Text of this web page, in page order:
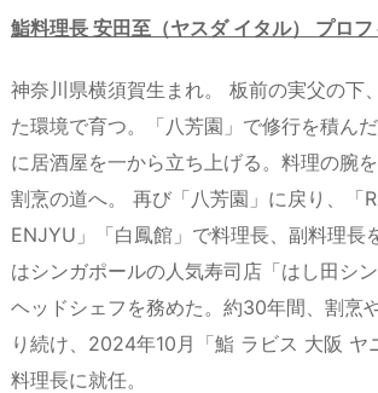
鮨料理長 安田至（ヤスダ イタル） プロ
神奈川県横須賀生まれ。 板前の実父の下
た環境で育つ。「八芳園」で修行を積ん
に居酒屋を一から立ち上げる。料理の腕
割烹の道へ。 再び「八芳園」に戻り、「
ENJYU」「白鳳館」で料理長、副料理長
はシンガポールの人気寿司店「はし田シ
ヘッドシェフを務めた。約30年間、割烹
り続け、2024年10月「鮨 ラビス 大阪 ヤ
料理長に就任。